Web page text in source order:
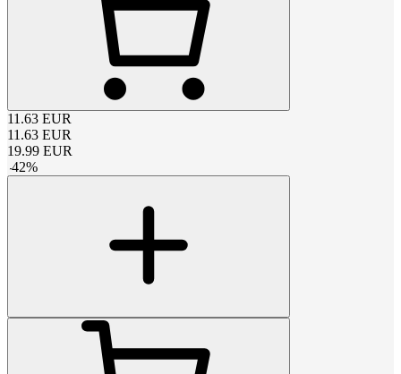
11.63 EUR
11.63 EUR
19.99 EUR
-42%